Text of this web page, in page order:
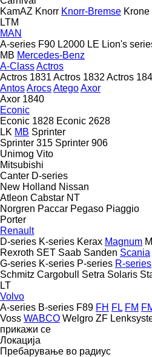
KamAZ Knorr Knorr-Bremse Krone
LTM
MAN
A-series F90 L2000 LE Lion's
MB Mercedes-Benz
A-ClassActros
Actros 1831 Actros 1832 Actros
AntosArocsAtegoAxor
Axor 1840
Econic
Econic 1828 Econic 2628
LK MB Sprinter
Sprinter 315 Sprinter 906
Unimog Vito
Mitsubishi
Canter D-series
New Holland Nissan
Atleon Cabstar NT
Norgren Paccar Pegaso Piaggio
Porter
Renault
D-series K-series Kerax Magnum
Rexroth SET Saab Sanden Scania
G-series K-series P-series R-series
Schmitz Cargobull
Setra Solaris
LT
Volvo
A-series B-series F89 FH FL FM
Voss WABCO Welgro ZF
прикажи се
Локација
Пребарување во радиус